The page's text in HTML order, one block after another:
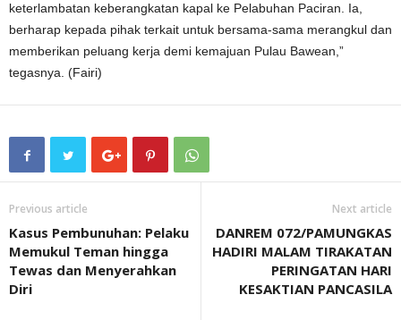
keterlambatan keberangkatan kapal ke Pelabuhan Paciran. Ia,
berharap kepada pihak terkait untuk bersama-sama merangkul dan
memberikan peluang kerja demi kemajuan Pulau Bawean,”
tegasnya. (Fairi)
Previous article
Kasus Pembunuhan: Pelaku
Memukul Teman hingga
Tewas dan Menyerahkan
Diri
Next article
DANREM 072/PAMUNGKAS
HADIRI MALAM TIRAKATAN
PERINGATAN HARI
KESAKTIAN PANCASILA